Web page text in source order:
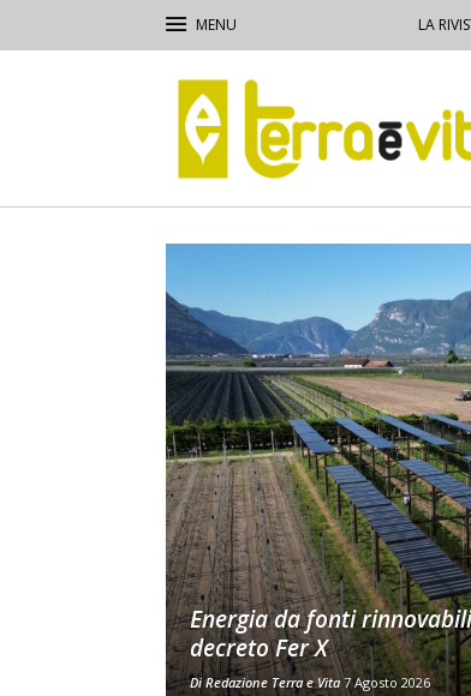
LA
e
Vita
Energia da fonti
decreto Fer X
DiRedazione Terra e Vita 7 Agosto 2026